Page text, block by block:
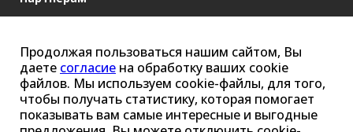
cybersec@ussc.ru
+7 (343) 379-98-34
Екатеринбург, ул. Ткачей, 6
Продолжая пользоваться нашим сайтом, Вы
даете согласие на обработку ваших cookie
файлов. Мы используем cookie-файлы, для того,
чтобы получать статистику, которая помогает
показывать вам самые интересные и выгодные